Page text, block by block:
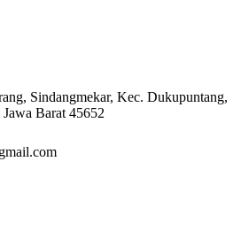
Sindangmekar, Kec. Dukupuntang,
Barat 45652